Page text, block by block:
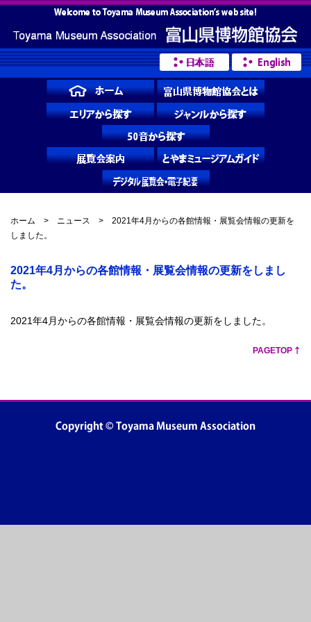
ホーム > ニュース > 2021年4月からの各館情報・展覧会情報の更新を
しました。
2021年4月からの各館情報・展覧会情報の更新をしまし
た。
2021年4月からの各館情報・展覧会情報の更新をしました。
PAGETOP